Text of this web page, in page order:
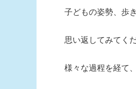
子どもの姿勢、歩
思い返してみてく
様々な過程を経て